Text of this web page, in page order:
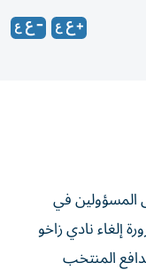
المسؤولين في
إلغاء نادي زاخو
المنتخب